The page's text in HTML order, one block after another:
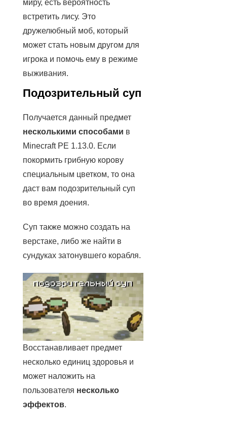
миру, есть вероятность
встретить лису. Это
дружелюбный моб, который
может стать новым другом для
игрока и помочь ему в режиме
выживания.
Подозрительный суп
Получается данный предмет
несколькими способами в
Minecraft PE 1.13.0. Если
покормить грибную корову
специальным цветком, то она
даст вам подозрительный суп
во время доения.
Суп также можно создать на
верстаке, либо же найти в
сундуках затонувшего корабля.
Восстанавливает предмет
несколько единиц здоровья и
может наложить на
пользователя несколько
эффектов.